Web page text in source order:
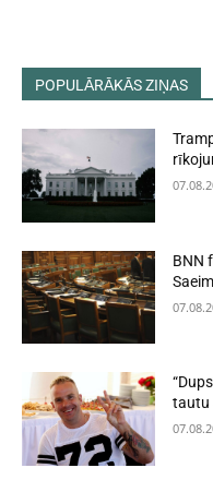
POPULĀRĀKĀS ZIŅAS
BNN
tautu